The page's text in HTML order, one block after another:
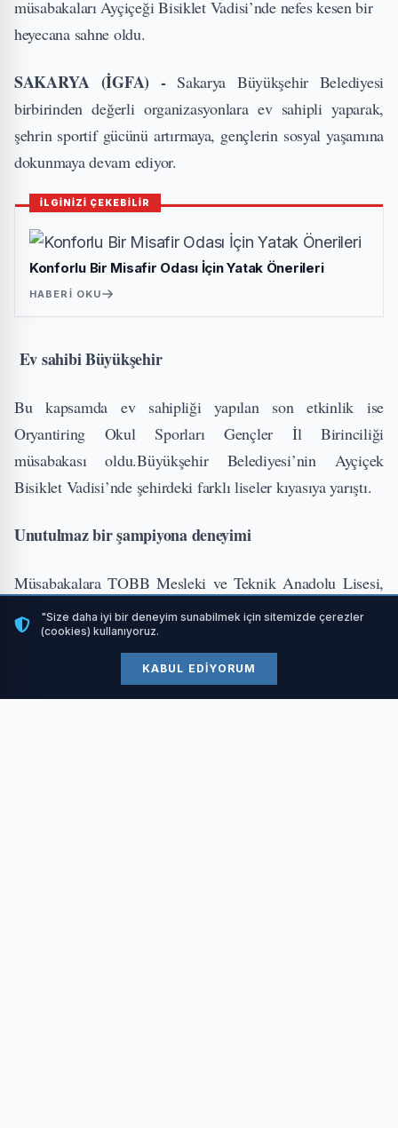
müsabakaları Ayçiçeği Bisiklet Vadisi’nde nefes kesen bir
heyecana sahne oldu.
SAKARYA (İGFA) -Sakarya Büyükşehir Belediyesi
birbirinden değerli organizasyonlara ev sahipli yaparak,
şehrin sportif gücünü artırmaya, gençlerin sosyal yaşamına
dokunmaya devam ediyor.
İLGİNİZİ ÇEKEBİLİR
Konforlu Bir Misafir Odası İçin Yatak Önerileri
HABERI OKU
Ev sahibi Büyükşehir
Bu kapsamda ev sahipliği yapılan son etkinlik ise
Oryantiring Okul Sporları Gençler İl Birinciliği
müsabakası oldu.Büyükşehir Belediyesi’nin Ayçiçek
Bisiklet Vadisi’nde şehirdeki farklı liseler kıyasıya yarıştı.
Unutulmaz bir şampiyona deneyimi
Müsabakalara TOBB Mesleki ve Teknik Anadolu Lisesi,
Sakarya Spor Lisesi, Bursa İstanbul Menkul Kıymetler
Borsası Mesleki ve Teknik Anadolu Lisesi, Arifiye Mesleki
ve Teknik Anadolu Lisesi, Erenler Figen Sakallıoğlu
Anadolu Lisesi, Sakarya Anadolu Lisesi, Şehit Yılmaz
"Size daha iyi bir deneyim sunabilmek için sitemizde çerezler
(cookies) kullanıyoruz.
KABUL EDIYORUM